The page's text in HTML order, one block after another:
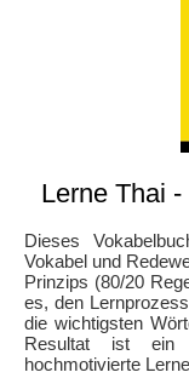
Lerne Thai
Dieses
Vokabel und
Prinzips (80/20
es, den
die wichtigsten
Resultat ist ein
hochmotivierte